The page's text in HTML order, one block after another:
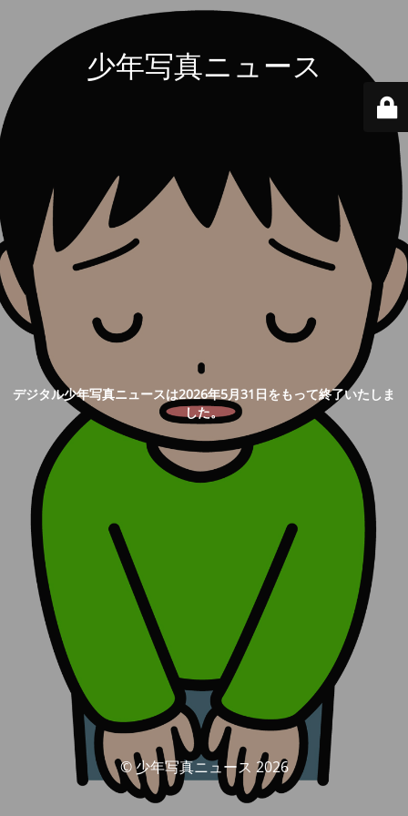
少年写真ニュース
デジタル少年写真ニュースは2026年5月31日をもって終了いたしま
した。
© 少年写真ニュース 2026